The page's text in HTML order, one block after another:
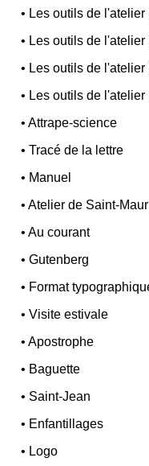
• Les outils de l'atelier
• Les outils de l'atelier
• Les outils de l'atelier
• Les outils de l'atelier
•Attrape-science
•Tracé de la lettre
• Manuel
•Atelier de Saint-Maur
•Au courant
•Gutenberg
• Format
•Visite estivale
•Apostrophe
• Baguette
• Saint-Jean
• Enfantillages
• Logo